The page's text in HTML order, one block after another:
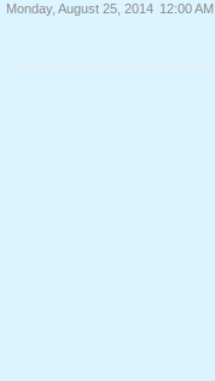
Monday, August 25, 2014 12:00 AM